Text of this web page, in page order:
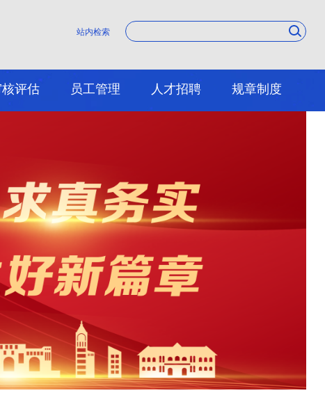
站内检索
评估 员工管理 人才招聘 规章制度